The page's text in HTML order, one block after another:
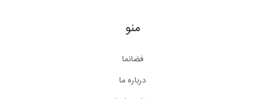
منو
فضانما
درباره ما